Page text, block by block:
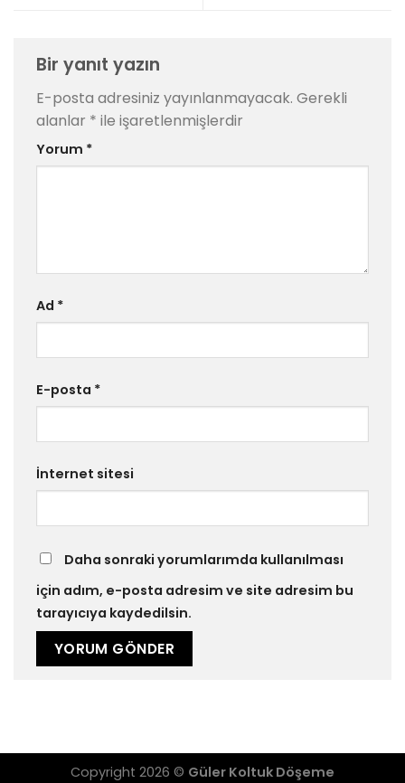
Bir yanıt yazın
E-posta adresiniz yayınlanmayacak. Gerekli
alanlar * ile işaretlenmişlerdir
Yorum *
Ad *
E-posta *
İnternet sitesi
Daha sonraki yorumlarımda kullanılması
için adım, e-posta adresim ve site adresim bu
tarayıcıya kaydedilsin.
Copyright 2026 © Güler Koltuk Döşeme